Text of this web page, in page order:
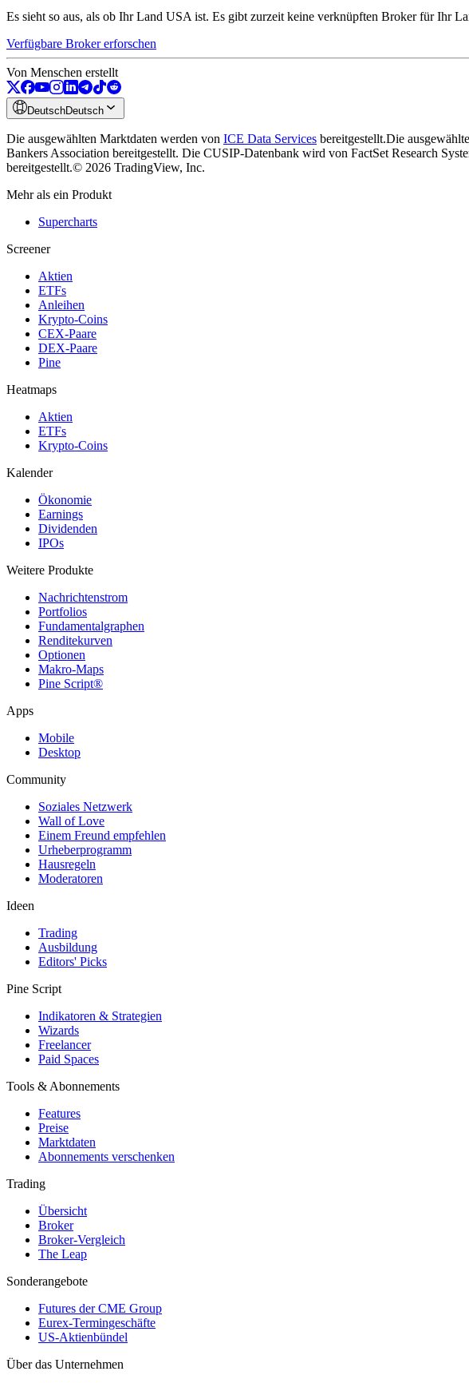
Es sieht so aus, als ob Ihr Land USA ist. Es gibt zurzeit keine verknüpften Broker für Ihr
Verfügbare Broker erforschen
Von Menschen erstellt
DeutschDeutsch
Die ausgewählten Marktdaten werden von ICE Data Services bereitgestellt.Die
Bankers Association bereitgestellt. Die CUSIP-Datenbank wird von FactSet Research
bereitgestellt.© 2026 TradingView, Inc.
Mehr als ein Produkt
Supercharts
Screener
Aktien
ETFs
Anleihen
Krypto-Coins
CEX-Paare
DEX-Paare
Pine
Heatmaps
Aktien
ETFs
Krypto-Coins
Kalender
Ökonomie
Earnings
Dividenden
IPOs
Weitere Produkte
Nachrichtenstrom
Portfolios
Fundamentalgraphen
Renditekurven
Optionen
Makro-Maps
Pine Script®
Apps
Mobile
Desktop
Community
Soziales Netzwerk
Wall of Love
Einem Freund empfehlen
Urheberprogramm
Hausregeln
Moderatoren
Ideen
Trading
Ausbildung
Editors' Picks
Pine Script
Indikatoren & Strategien
Wizards
Freelancer
Paid Spaces
Tools & Abonnements
Features
Preise
Marktdaten
Abonnements verschenken
Trading
Übersicht
Broker
Broker-Vergleich
The Leap
Sonderangebote
Futures der CME Group
Eurex-Termingeschäfte
US-Aktienbündel
Über das Unternehmen